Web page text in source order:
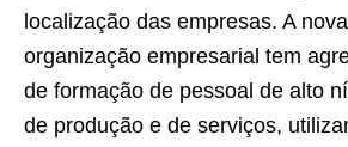
localização das empresas. A
organização empresarial tem
de formação de pessoal de alto
de produção e de serviços,